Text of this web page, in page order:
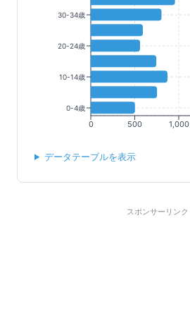
0 500 1,000
30-34歳
20-24歳
10-14歳
0-4歳
データテーブルを表示
スポンサーリンク